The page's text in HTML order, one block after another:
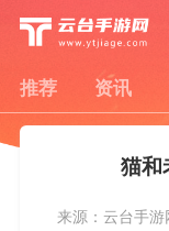
推荐 资讯
猫和
来源：云台手游